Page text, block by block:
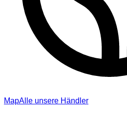
MapAlle unsere Händler